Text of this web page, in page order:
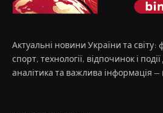
Актуальні новини України та світу:
спорт, технології, відпочинок і
аналітика та важлива інформація